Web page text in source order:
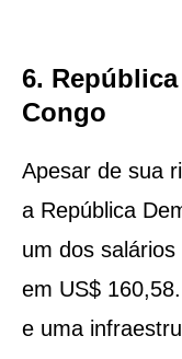
6.
Congo
Apesar de sua
a República
um dos
em US$
e uma